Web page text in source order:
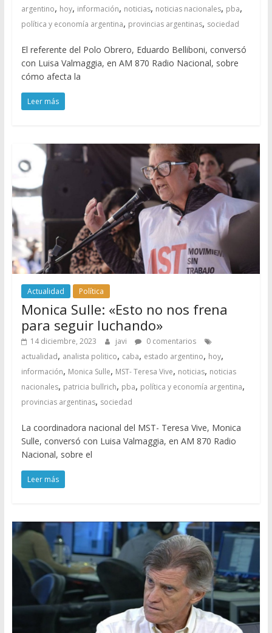
argentino, hoy, información, noticias, noticias nacionales, pba,
política y economía argentina, provincias argentinas, sociedad
El referente del Polo Obrero, Eduardo Belliboni, conversó
con Luisa Valmaggia, en AM 870 Radio Nacional, sobre
cómo afecta la
Leer más
Actualidad Política
Monica Sulle: «Esto no nos frena
para seguir luchando»
14 diciembre, 2023 javi
0 comentarios
actualidad, analista politico, caba, estado argentino, hoy,
información, Monica Sulle, MST- Teresa Vive, noticias, noticias
nacionales, patricia bullrich, pba, política y economía argentina,
provincias argentinas, sociedad
La coordinadora nacional del MST- Teresa Vive, Monica
Sulle, conversó con Luisa Valmaggia, en AM 870 Radio
Nacional, sobre el
Leer más